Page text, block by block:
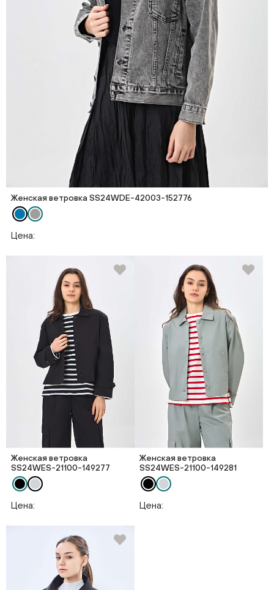
Женская ветровка SS24WDE-42003-152776
Цена:
Женская ветровка
SS24WES-21100-149277
Цена:
Женская ветровка
SS24WES-21100-149281
Цена: